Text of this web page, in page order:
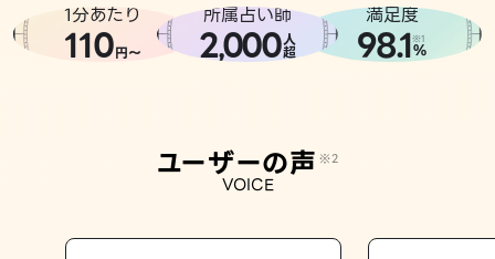
相談事例
1分あたり
110円〜
所属占い師
2,000人
超
満足度
98.1※1
%
ユーザーの声 ※2
VOICE